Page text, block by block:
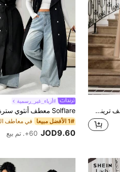
SHEIN Lady معطف ترينش مزدوج الأزرار مع أكمام بيشوب، لون بيج، مناسب للارتداء في المكتب والأعمال اليومية والمناسبات الرسمية في فصلي الخريف والشتاء، تصميم أنيق وعملي للسيدات ذوات الأحجام الكبيرة
#أزياء_غير_رسمية
1# الأفضل مبيعا
JOD9.60 60+. تم بيع